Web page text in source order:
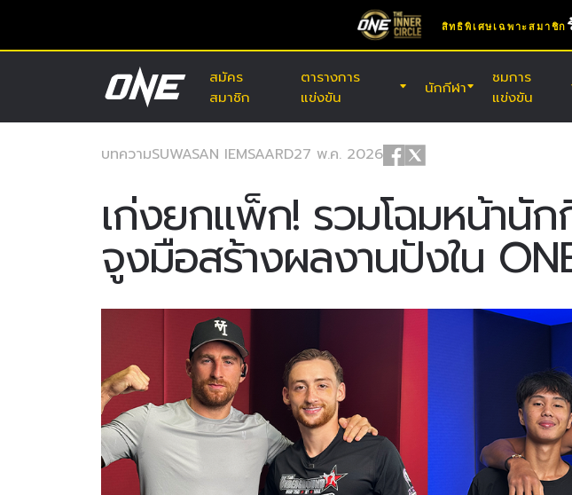
สิทธิพิเศษเฉพาะสมาชิก
สมัคร
สมาชิก
ตารางการ
แข่งขัน
25
(ส.) 8 ส.ค. 8:30 น. UTC
เอบาระ เวฟ อารีนา โอตะ, โ
นักกีฬา
ชมการ
แข่งขัน
บทความSUWASAN IEMSAARD27 พ.ค. 2026
เก่งยกแพ็ก! รวมโฉมหน้านั
จูงมือสร้างผลงานปังใน